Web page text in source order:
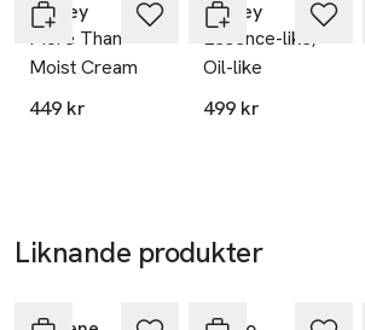
Användning: Löddra upp en liten mängd
applicera på fuktig hud. Skölj av med
Huxley
More Than
Moist Cream
449 kr
Huxley
Essence-like,
Oil-like
499 kr
Liknande produkter